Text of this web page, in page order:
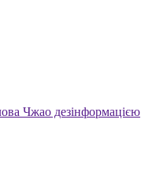
Чжао дезінформацією